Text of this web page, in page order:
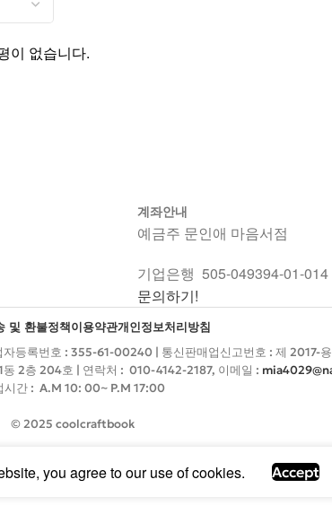
이 없습니다.
계좌안내
예금주 문인애 마음서점
기업은행 505-049394-01-014
문의하기!
및 환불정책이용약관개인정보처리방침
등록번호 : 355-61-00240 | 통신판매업신고번호 : 제 2017-
2층 204호 | 연락처 : 010-4142-2187, 이메일 :
시간 : A.M 10: 00~ P.M 17:00
© 2025 coolcraftbook
you agree to our use of cookies. Accept